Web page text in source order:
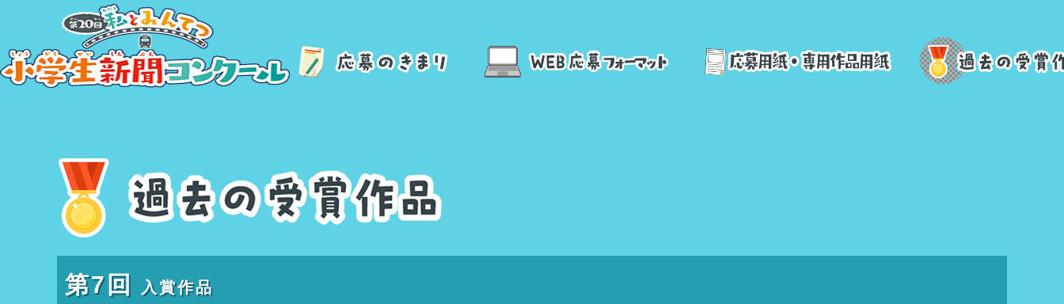
第7回 入賞作品